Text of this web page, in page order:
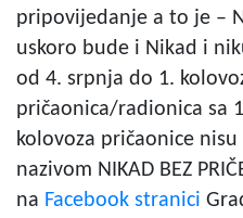
pripovijedanje a to je –
uskoro bude i Nikad i
od 4. srpnja do 1.
pričaonica/radionica sa
kolovoza pričaonice
nazivom NIKAD BEZ
na Facebook stranici